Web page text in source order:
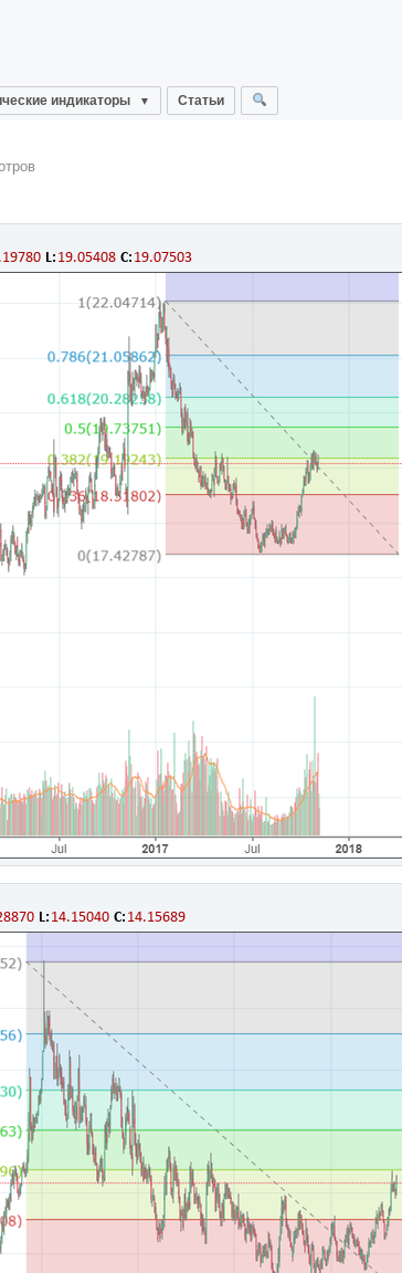
индикаторы Статьи